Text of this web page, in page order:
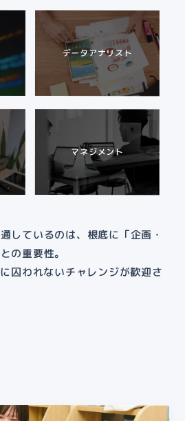
データアナリスト
マネジメント
しているのは、根底に「企画・
の重要性。
囚われないチャレンジが歓迎さ